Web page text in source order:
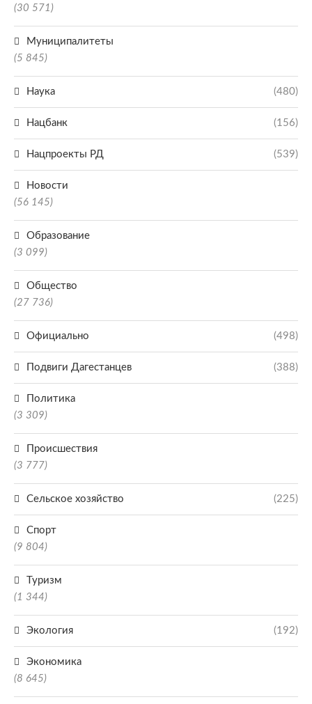
(30 571)
Муниципалитеты
(5 845)
Наука (480)
Нацбанк (156)
Нацпроекты РД (539)
Новости
(56 145)
Образование
(3 099)
Общество
(27 736)
Официально (498)
Подвиги Дагестанцев (388)
Политика
(3 309)
Происшествия
(3 777)
Сельское хозяйство (225)
Спорт
(9 804)
Туризм
(1 344)
Экология (192)
Экономика
(8 645)